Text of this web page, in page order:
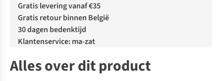
Gratis levering vanaf €35
Gratis retour binnen België
30 dagen bedenktijd
Klantenservice: ma-zat
Alles over dit product